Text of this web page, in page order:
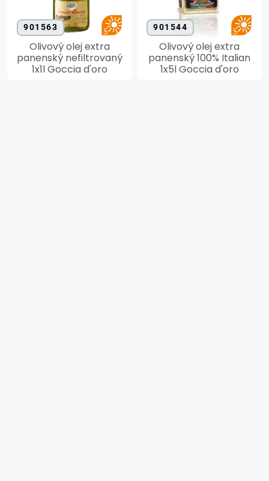
901563
Olivový olej extra
panenský nefiltrovaný
1x1l Goccia d'oro
901544
Olivový olej extra
panenský 100% Italian
1x5l Goccia d'oro